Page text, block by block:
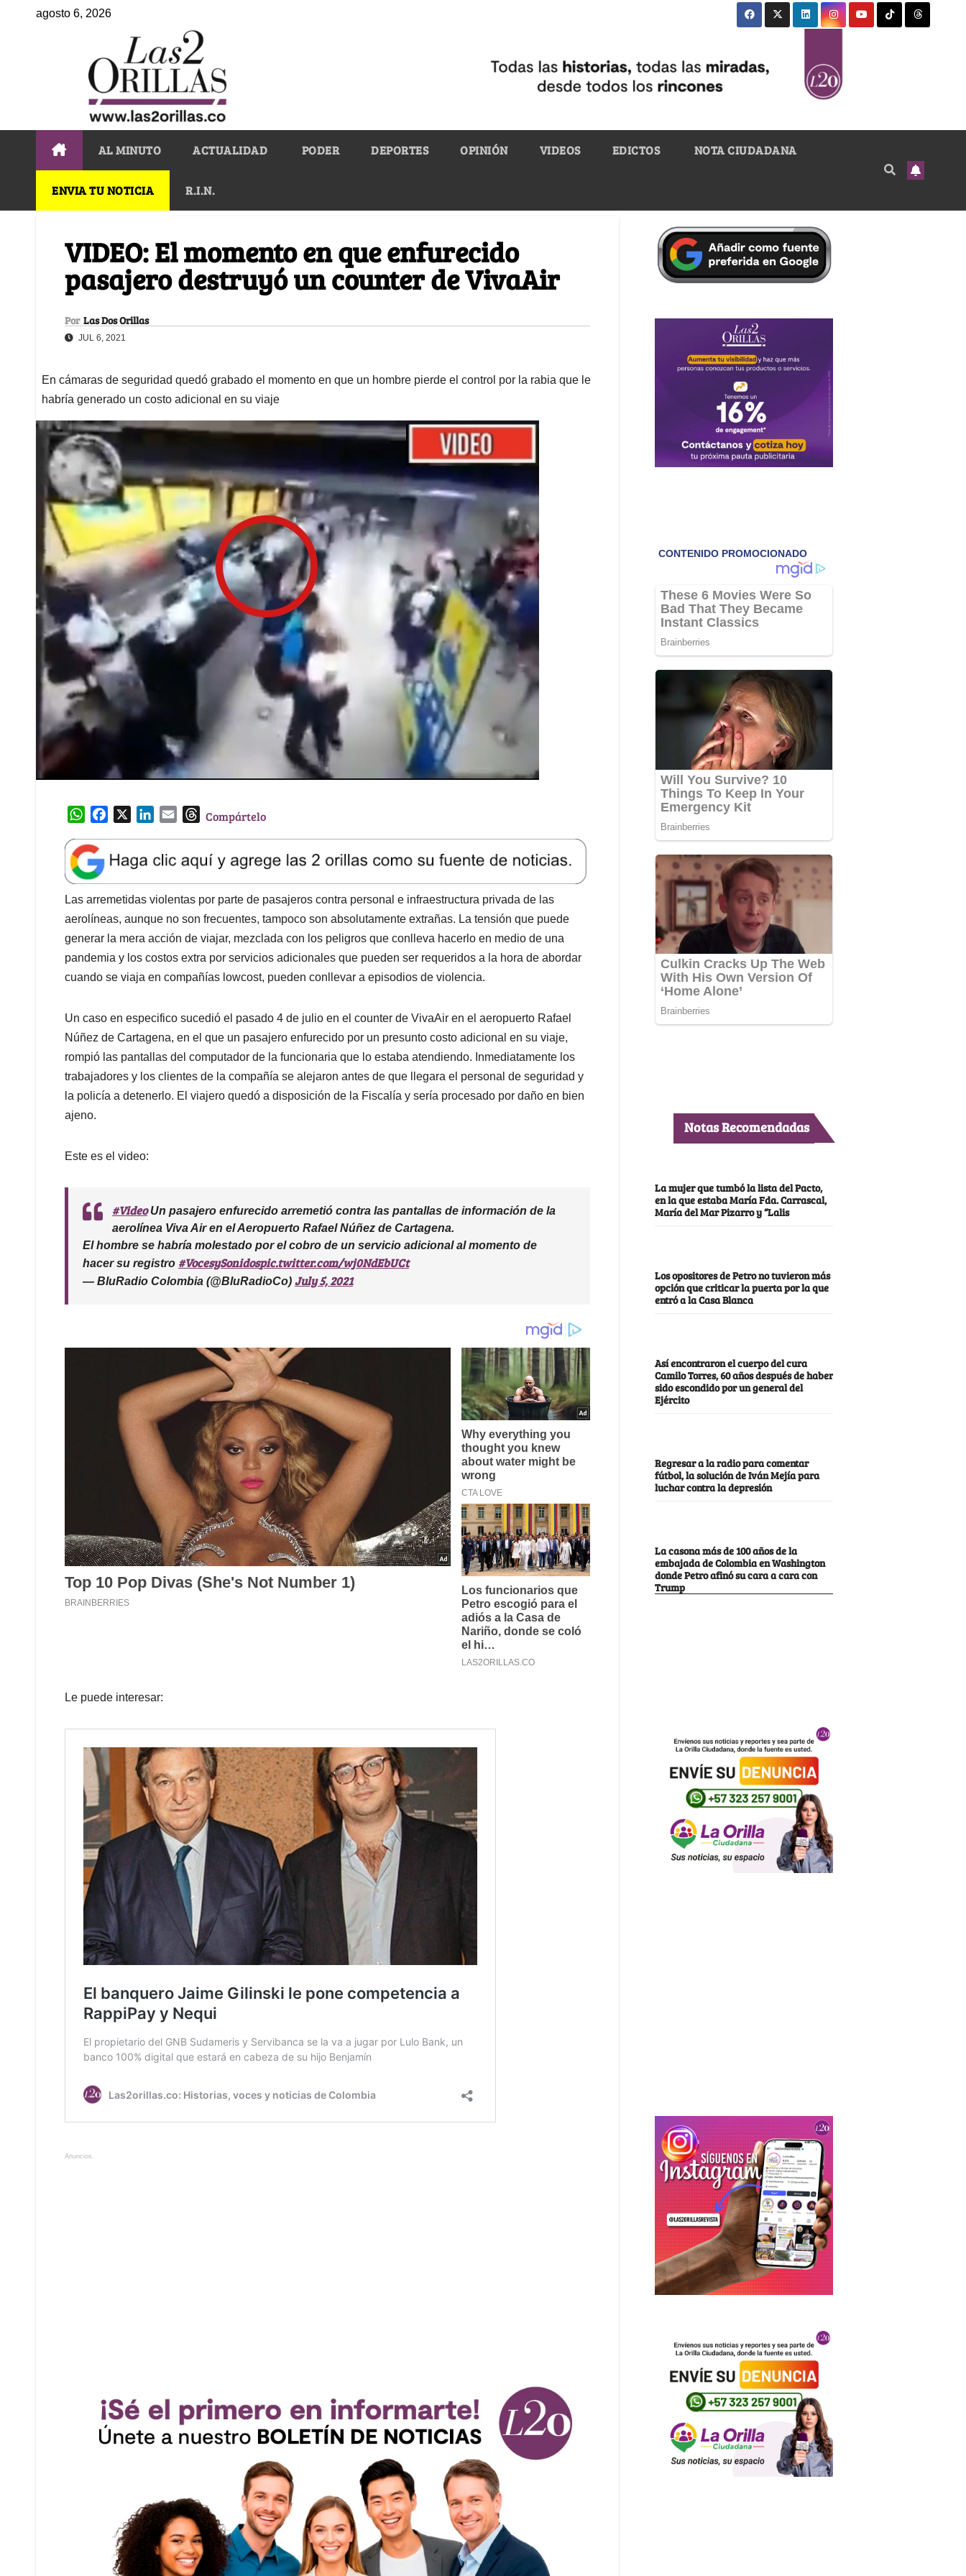
agosto 6, 2026
AL MINUTO ACTUALIDAD PODER DEPORTES OPINIÓN VIDEOS EDICTOS NOTA CIUDADANA
ENVIA TU NOTICIA R.I.N.
VIDEO: El momento en que enfurecido
pasajero destruyó un counter de VivaAir
Por Las Dos Orillas
JUL 6, 2021
En cámaras de seguridad quedó grabado el momento en que un hombre pierde el control por la rabia que le
habría generado un costo adicional en su viaje
W
a
t
s
A
p
p
e
b
o
o
k
k
e
d
I
n
l
T
e
a
d
s
Compártelo
Las arremetidas violentas por parte de pasajeros contra personal e infraestructura privada de las
aerolíneas, aunque no son frecuentes, tampoco son absolutamente extrañas. La tensión que puede
generar la mera acción de viajar, mezclada con los peligros que conlleva hacerlo en medio de una
pandemia y los costos extra por servicios adicionales que pueden ser requeridos a la hora de abordar
cuando se viaja en compañías lowcost, pueden conllevar a episodios de violencia.
Un caso en especifico sucedió el pasado 4 de julio en el counter de VivaAir en el aeropuerto Rafael
Núñez de Cartagena, en el que un pasajero enfurecido por un presunto costo adicional en su viaje,
rompió las pantallas del computador de la funcionaria que lo estaba atendiendo. Inmediatamente los
trabajadores y los clientes de la compañía se alejaron antes de que llegara el personal de seguridad y
la policía a detenerlo. El viajero quedó a disposición de la Fiscalía y sería procesado por daño en bien
ajeno.
Este es el video:
#VideoUn pasajero enfurecido arremetió contra las pantallas de información de la
aerolínea Viva Air en el Aeropuerto Rafael Núñez de Cartagena.
El hombre se habría molestado por el cobro de un servicio adicional al momento de
hacer su registro #VocesySonidospic.twitter.com/wj0NdEbUCt
— BluRadio Colombia (@BluRadioCo) July 5, 2021
Le puede interesar:
Anuncios.
Notas Recomendadas
La mujer que tumbó la lista del Pacto,
en la que estaba María Fda. Carrascal,
María del Mar Pizarro y “Lalis
Los opositores de Petro no tuvieron más
opción que criticar la puerta por la que
entró a la Casa Blanca
Así encontraron el cuerpo del cura
Camilo Torres, 60 años después de haber
sido escondido por un general del
Ejército
Regresar a la radio para comentar
fútbol, la solución de Iván Mejía para
luchar contra la depresión
La casona más de 100 años de la
embajada de Colombia en Washington
donde Petro afinó su cara a cara con
Trump